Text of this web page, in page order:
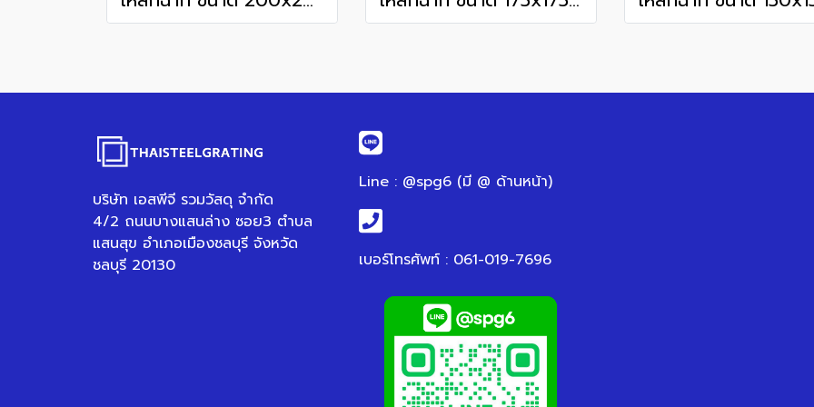
บริษัท เอสพีจี รวมวัสดุ จำกัด
4/2 ถนนบางแสนล่าง ซอย3 ตำบล
แสนสุข อำเภอเมืองชลบุรี จังหวัด
ชลบุรี 20130
Line : @spg6 (มี @ ด้านหน้า)
เบอร์โทรศัพท์ : 061-019-7696